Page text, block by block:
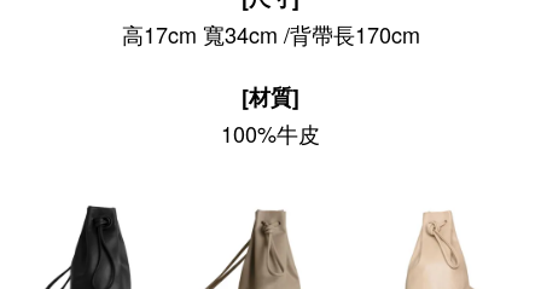
高17cm 寬34cm /背帶長170cm
[材質]
100%牛皮